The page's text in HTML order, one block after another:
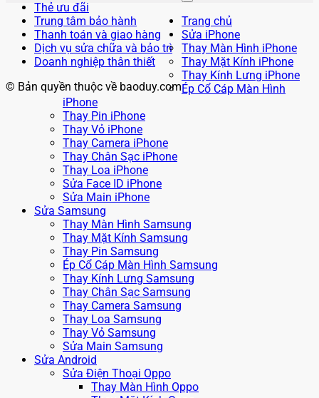
Thẻ ưu đãi
Trung tâm bảo hành
Thanh toán và giao hàng
Dịch vụ sửa chữa và bảo trì
Doanh nghiệp thân thiết
© Bản quyền thuộc về baoduy.com
Trang chủ
Sửa iPhone
Thay Màn Hình iPhone
Thay Mặt Kính iPhone
Thay Kính Lưng iPhone
Ép Cổ Cáp Màn Hình
iPhone
Thay Pin iPhone
Thay Vỏ iPhone
Thay Camera iPhone
Thay Chân Sạc iPhone
Thay Loa iPhone
Sửa Face ID iPhone
Sửa Main iPhone
Sửa Samsung
Thay Màn Hình Samsung
Thay Mặt Kính Samsung
Thay Pin Samsung
Ép Cổ Cáp Màn Hình Samsung
Thay Kính Lưng Samsung
Thay Chân Sạc Samsung
Thay Camera Samsung
Thay Loa Samsung
Thay Vỏ Samsung
Sửa Main Samsung
Sửa Android
Sửa Điện Thoại Oppo
Thay Màn Hình Oppo